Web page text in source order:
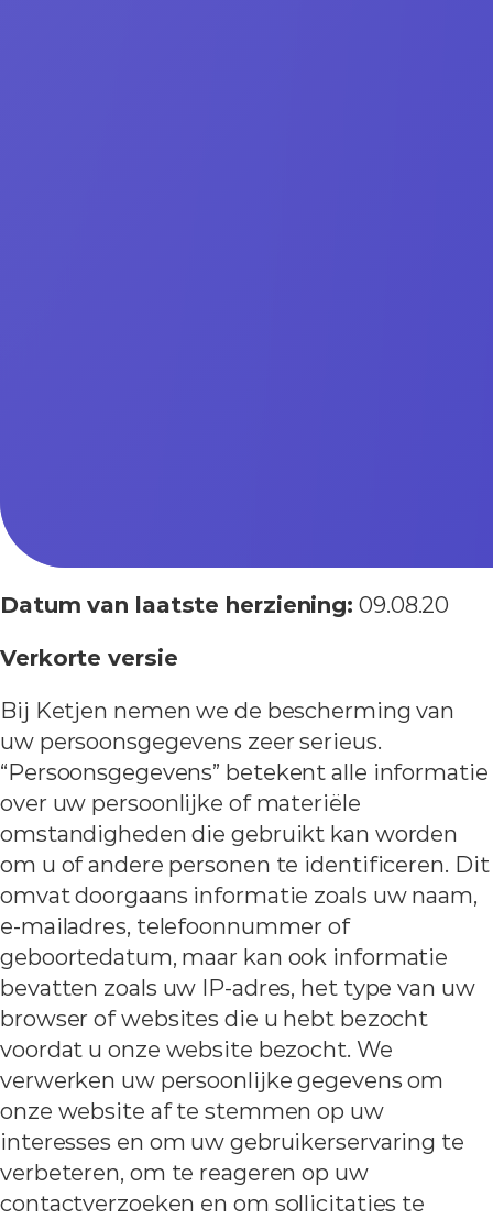
Datum van laatste herziening: 09.08.20
Verkorte versie
Bij Ketjen nemen we de bescherming van
uw persoonsgegevens zeer serieus.
“Persoonsgegevens” betekent alle informatie
over uw persoonlijke of materiële
omstandigheden die gebruikt kan worden
om u of andere personen te identificeren. Dit
omvat doorgaans informatie zoals uw naam,
e-mailadres, telefoonnummer of
geboortedatum, maar kan ook informatie
bevatten zoals uw IP-adres, het type van uw
browser of websites die u hebt bezocht
voordat u onze website bezocht. We
verwerken uw persoonlijke gegevens om
onze website af te stemmen op uw
interesses en om uw gebruikerservaring te
verbeteren, om te reageren op uw
contactverzoeken en om sollicitaties te